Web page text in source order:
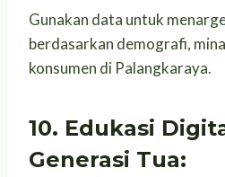
Gunakan data untuk
berdasarkan demografi,
konsumen di Palangkaraya.
10. Edukasi
Generasi Tua: